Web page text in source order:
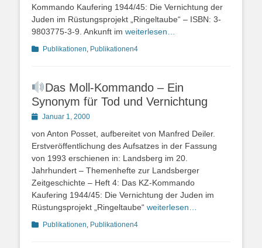
Kommando Kaufering 1944/45: Die Vernichtung der
Juden im Rüstungsprojekt „Ringeltaube“ – ISBN: 3-
9803775-3-9. Ankunft im weiterlesen…
Kategorien
Publikationen, Publikationen4
Das Moll-Kommando – Ein
Synonym für Tod und Vernichtung
PostedJanuar 1, 2000
von Anton Posset, aufbereitet von Manfred Deiler.
Erstveröffentlichung des Aufsatzes in der Fassung
von 1993 erschienen in: Landsberg im 20.
Jahrhundert – Themenhefte zur Landsberger
Zeitgeschichte – Heft 4: Das KZ-Kommando
Kaufering 1944/45: Die Vernichtung der Juden im
Rüstungsprojekt „Ringeltaube“ weiterlesen…
Kategorien
Publikationen, Publikationen4